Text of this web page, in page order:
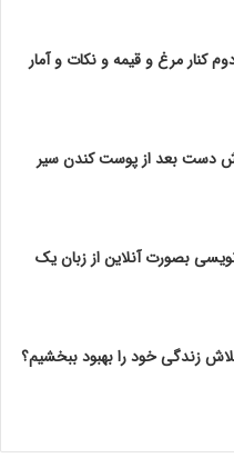
دوم کنار مرغ و قیمه و نکات و آمار
بصورت آنلاین از زبان یک
زندگی خود را بهبود ببخشیم؟